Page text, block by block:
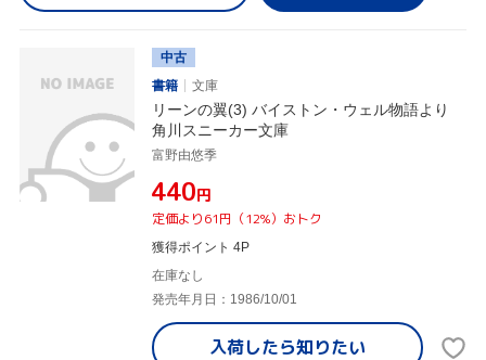
中古
書籍
文庫
リーンの翼(3) バイストン・ウェル物語より
角川スニーカー文庫
富野由悠季
¥440円
定価より61円（12%）おトク
獲得ポイント 4P
在庫なし
発売年月日：1986/10/01
入荷したら知りたい